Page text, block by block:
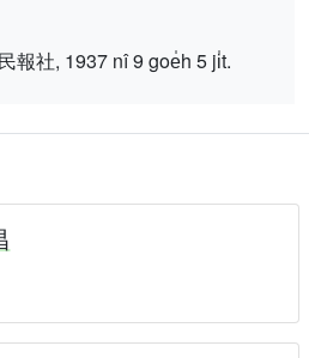
報社, 1937 nî 9 goe̍h 5 ji̍t.